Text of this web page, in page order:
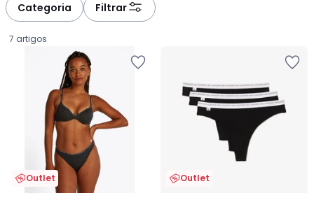
Categoria Filtrar
7 artigos
Outlet Outlet